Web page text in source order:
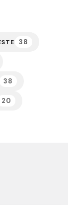
38
38
20